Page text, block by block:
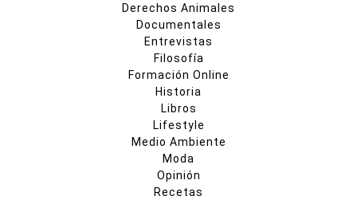
Derechos Animales
Documentales
Entrevistas
Filosofía
Formación Online
Historia
Libros
Lifestyle
Medio Ambiente
Moda
Opinión
Recetas